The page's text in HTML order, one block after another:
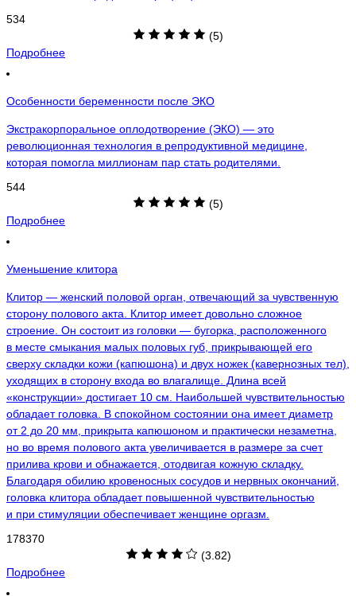
534
(5)
Подробнее
Особенности беременности после ЭКО
Экстракорпоральное оплодотворение (ЭКО) — это
революционная технология в репродуктивной медицине,
которая помогла миллионам пар стать родителями.
544
(5)
Подробнее
Уменьшение клитора
Клитор — женский половой орган, отвечающий за чувственную
сторону полового акта. Клитор имеет довольно сложное
строение. Он состоит из головки — бугорка, расположенного
в месте смыкания малых половых губ, прикрывающей его
сверху складки кожи (капюшона) и двух ножек (кавернозных тел),
уходящих в сторону входа во влагалище. Длина всей
«конструкции» достигает 10 см. Наибольшей чувствительностью
обладает головка. В спокойном состоянии она имеет диаметр
от 2 до 20 мм, прикрыта капюшоном и практически незаметна,
но во время полового акта увеличивается в размере за счет
прилива крови и обнажается, отодвигая кожную складку.
Благодаря обилию кровеносных сосудов и нервных окончаний,
головка клитора обладает повышенной чувствительностью
и при стимуляции обеспечивает женщине оргазм.
178370
(3.82)
Подробнее